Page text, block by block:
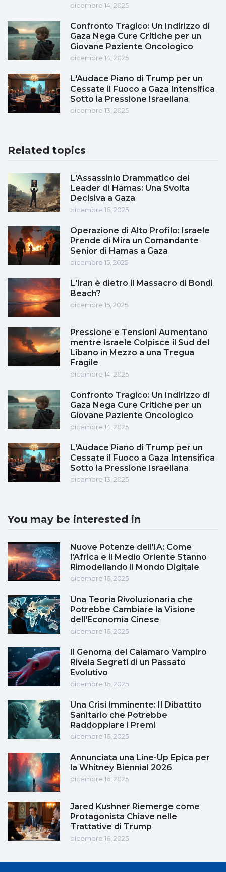
dicembre 14, 2025
Confronto Tragico: Un Indirizzo di
Gaza Nega Cure Critiche per un
Giovane Paziente Oncologico
dicembre 14, 2025
L'Audace Piano di Trump per un
Cessate il Fuoco a Gaza Intensifica
Sotto la Pressione Israeliana
dicembre 13, 2025
Related topics
L'Assassinio Drammatico del
Leader di Hamas: Una Svolta
Decisiva a Gaza
dicembre 16, 2025
Operazione di Alto Profilo: Israele
Prende di Mira un Comandante
Senior di Hamas a Gaza
dicembre 15, 2025
L'Iran è dietro il Massacro di Bondi
Beach?
dicembre 15, 2025
Pressione e Tensioni Aumentano
mentre Israele Colpisce il Sud del
Libano in Mezzo a una Tregua
Fragile
dicembre 14, 2025
Confronto Tragico: Un Indirizzo di
Gaza Nega Cure Critiche per un
Giovane Paziente Oncologico
dicembre 14, 2025
L'Audace Piano di Trump per un
Cessate il Fuoco a Gaza Intensifica
Sotto la Pressione Israeliana
dicembre 13, 2025
You may be interested in
Nuove Potenze dell'IA: Come
l'Africa e il Medio Oriente Stanno
Rimodellando il Mondo Digitale
dicembre 16, 2025
Una Teoria Rivoluzionaria che
Potrebbe Cambiare la Visione
dell'Economia Cinese
dicembre 16, 2025
Il Genoma del Calamaro Vampiro
Rivela Segreti di un Passato
Evolutivo
dicembre 16, 2025
Una Crisi Imminente: Il Dibattito
Sanitario che Potrebbe
Raddoppiare i Premi
dicembre 16, 2025
Annunciata una Line-Up Epica per
la Whitney Biennial 2026
dicembre 16, 2025
Jared Kushner Riemerge come
Protagonista Chiave nelle
Trattative di Trump
dicembre 16, 2025